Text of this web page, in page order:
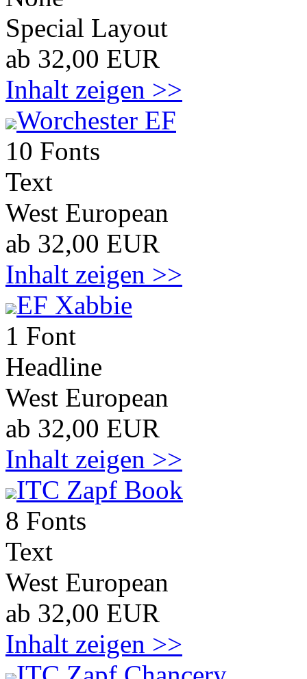
Special Layout
ab 32,00 EUR
Inhalt zeigen >>
Worchester EF
10 Fonts
Text
West European
ab 32,00 EUR
Inhalt zeigen >>
EF Xabbie
1 Font
Headline
West European
ab 32,00 EUR
Inhalt zeigen >>
ITC Zapf Book
8 Fonts
Text
West European
ab 32,00 EUR
Inhalt zeigen >>